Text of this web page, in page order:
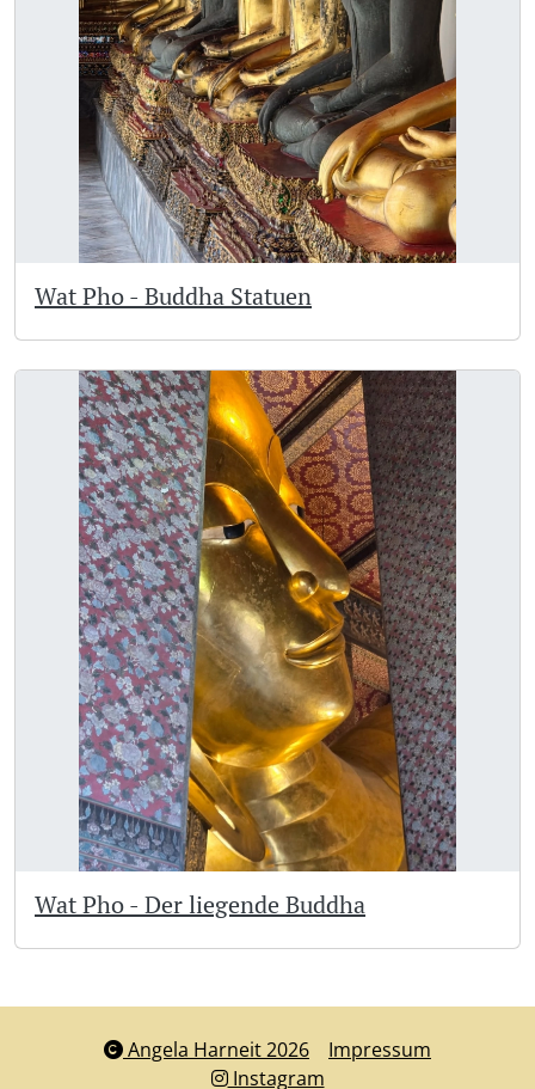
Wat Pho - Buddha Statuen
Wat Pho - Der liegende Buddha
Angela Harneit 2026
Impressum
Instagram